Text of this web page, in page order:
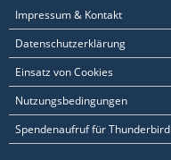
Impressum & Kontakt
Datenschutzerklärung
Einsatz von Cookies
Nutzungsbedingungen
Spendenaufruf für Thunderbird